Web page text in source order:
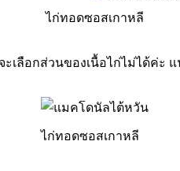
ไก่ทอดซอสเกาหลี
ะเลือกส่วนของเนื้อไก่ไม่ได้ค่ะ
ไก่ทอดซอสเกาหลี